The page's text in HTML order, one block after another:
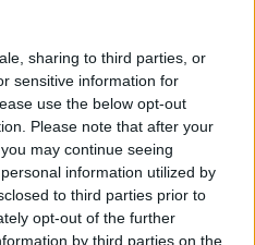
sharing to third parties, or
sensitive information for
use the below opt-out
Please note that after your
may continue seeing
information utilized by
to third parties prior to
opt-out of the further
by third parties on the
απαντούν οι ληξίαρχοι
της Άλμπα, άλλα μέλη της
και σε